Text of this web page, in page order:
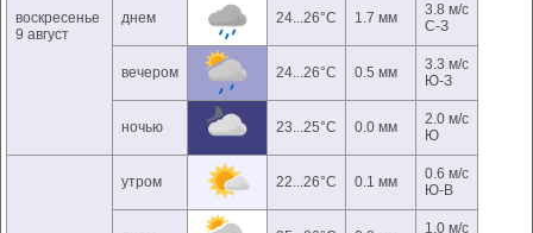
воскресенье
9 август
днем 24...26°C 1.7 мм
3.8 м/с
С-З
вечером 24...26°C 0.5 мм
3.3 м/с
Ю-З
ночью 23...25°C 0.0 мм
2.0 м/с
Ю
утром 22...26°C 0.1 мм
0.6 м/с
Ю-В
1.0 м/с